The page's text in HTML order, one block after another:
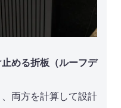
める折板（ルーフデ
両方を計算して設計